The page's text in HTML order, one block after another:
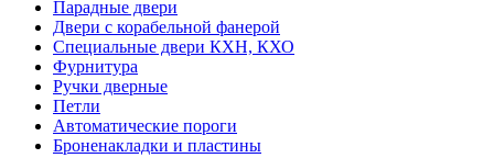
Парадные двери
Двери с корабельной фанерой
Специальные двери КХН, КХО
Фурнитура
Ручки дверные
Петли
Автоматические пороги
Броненакладки и пластины